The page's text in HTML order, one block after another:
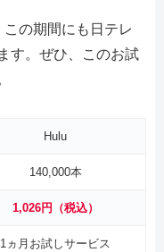
の期間にも日テレ
す。ぜひ、このお試
Hulu
140,000本
1,026円（税込）
1ヵ月お試しサービス